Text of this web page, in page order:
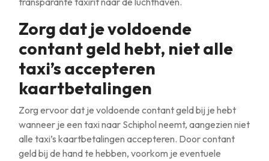
Zorg dat je voldoende
contant geld hebt, niet alle
taxi’s accepteren
kaartbetalingen
Zorg ervoor dat je voldoende contant geld bij je hebt
wanneer je een taxi naar Schiphol neemt, aangezien niet
alle taxi’s kaartbetalingen accepteren. Door contant
geld bij de hand te hebben, voorkom je eventuele